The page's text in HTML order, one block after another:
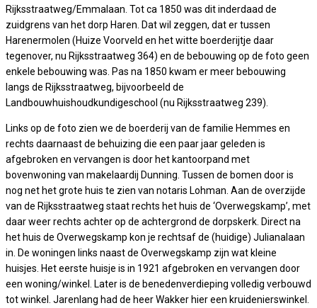
Rijksstraatweg/Emmalaan. Tot ca 1850 was dit inderdaad de
zuidgrens van het dorp Haren. Dat wil zeggen, dat er tussen
Harenermolen (Huize Voorveld en het witte boerderijtje daar
tegenover, nu Rijksstraatweg 364) en de bebouwing op de foto geen
enkele bebouwing was. Pas na 1850 kwam er meer bebouwing
langs de Rijksstraatweg, bijvoorbeeld de
Landbouwhuishoudkundigeschool (nu Rijksstraatweg 239).
Links op de foto zien we de boerderij van de familie Hemmes en
rechts daarnaast de behuizing die een paar jaar geleden is
afgebroken en vervangen is door het kantoorpand met
bovenwoning van makelaardij Dunning. Tussen de bomen door is
nog net het grote huis te zien van notaris Lohman. Aan de overzijde
van de Rijksstraatweg staat rechts het huis de ‘Overwegskamp’, met
daar weer rechts achter op de achtergrond de dorpskerk. Direct na
het huis de Overwegskamp kon je rechtsaf de (huidige) Julianalaan
in. De woningen links naast de Overwegskamp zijn wat kleine
huisjes. Het eerste huisje is in 1921 afgebroken en vervangen door
een woning/winkel. Later is de benedenverdieping volledig verbouwd
tot winkel. Jarenlang had de heer Wakker hier een kruidenierswinkel.